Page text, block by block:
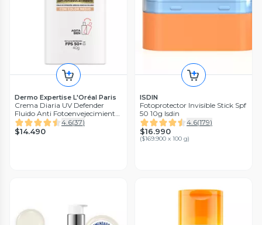
Dermo Expertise L'Oréal Paris
Crema Diaria UV Defender
Fluido Anti Fotoenvejecimiento
Medio
4.6(37)
$14.490
ISDIN
Fotoprotector Invisible Stick Spf
50 10g Isdin
4.6(179)
$16.990
($169.900 x 100 g)